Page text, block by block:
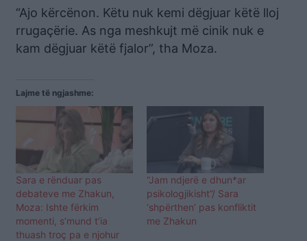
“Ajo kërcënon. Këtu nuk kemi dëgjuar këtë lloj
rrugaçërie. As nga meshkujt më cinik nuk e
kam dëgjuar këtë fjalor”, tha Moza.
Lajme të ngjashme:
Sara e rënduar pas
debateve me Zhakun,
Moza: Ishte fërkim
momenti, s’mund t’ia
thuash troç pa e njohur
“Jam ndjerë e dhun*ar
psikologjikisht”/ Sara
‘shpërthen’ pas konfliktit
me Zhakun